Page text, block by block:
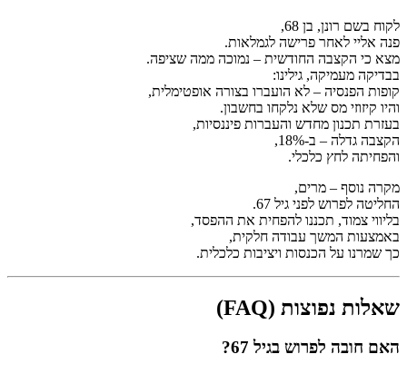
לקוח בשם רונן, בן 68,
פנה אליי לאחר פרישה לגמלאות.
מצא כי הקצבה החודשית – נמוכה ממה שציפה.
בבדיקה מעמיקה, גילינו:
קופות הפנסיה – לא הועברו בצורה אופטימלית,
והיו קיזוזי מס שלא נלקחו בחשבון.
בעזרת תכנון מחדש והעברות פיננסיות,
הקצבה גדלה – ב-18%,
והפחיתה לחץ כלכלי.
מקרה נוסף – מרים,
החליטה לפרוש לפני גיל 67.
בליווי צמוד, תכננו להפחית את ההפסד,
באמצעות המשך עבודה חלקית,
כך שמרנו על הכנסות ויציבות כלכלית.
שאלות נפוצות (FAQ)
האם חובה לפרוש בגיל 67?